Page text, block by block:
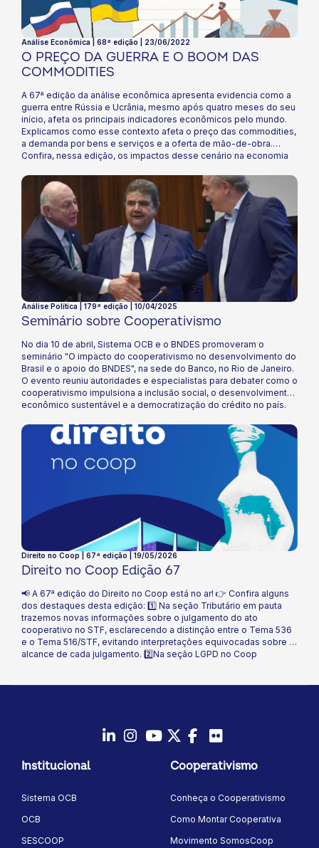
Análise Econômica | 68ª edição | 23/06/2022
O PREÇO DA GUERRA E O BOOM DAS
COMMODITIES
A 67ª edição da análise econômica apresenta evidencia como a
guerra entre Rússia e Ucrânia, mesmo após quatro meses do seu
início, afeta os principais indicadores econômicos pelo mundo.
Explicamos como esse contexto afeta o preço das commodities,
a demanda por bens e serviços e a oferta de mão-de-obra.
Confira, nessa edição, os impactos desse cenário na economia
mudanças!
Análise Política | 179ª edição | 10/04/2025
Seminário sobre Cooperativismo
No dia 10 de abril, Sistema OCB e o BNDES promoveram o
seminário "O impacto do cooperativismo no desenvolvimento do
Brasil e o apoio do BNDES", na sede do Banco, no Rio de Janeiro. ​
O evento reuniu autoridades e especialistas para debater como o
cooperativismo impulsiona a inclusão social, o desenvolvimento
econômico sustentável e a democratização do crédito no país.
Direito no Coop | 67ª edição | 19/05/2026
Direito no Coop Edição 67
📢 A 67ª edição do Direito no Coop está no ar! 👉 Confira alguns
dos destaques desta edição: 1️⃣ Na seção Tributário em pauta
trazemos novas informações sobre o julgamento do ato
cooperativo no STF, esclarecendo a distinção entre o Tema 536
e o Tema 516/STF, evitando interpretações equivocadas sobre o
alcance de cada julgamento. 2️⃣Na seção LGPD no Coop
Instagram
YoutubeTwitter/X
Facebook
Institucional
Sistema OCB
OCB
SESCOOP
Cooperativismo
Conheça o Cooperativismo
Como Montar Cooperativa
Movimento SomosCoop